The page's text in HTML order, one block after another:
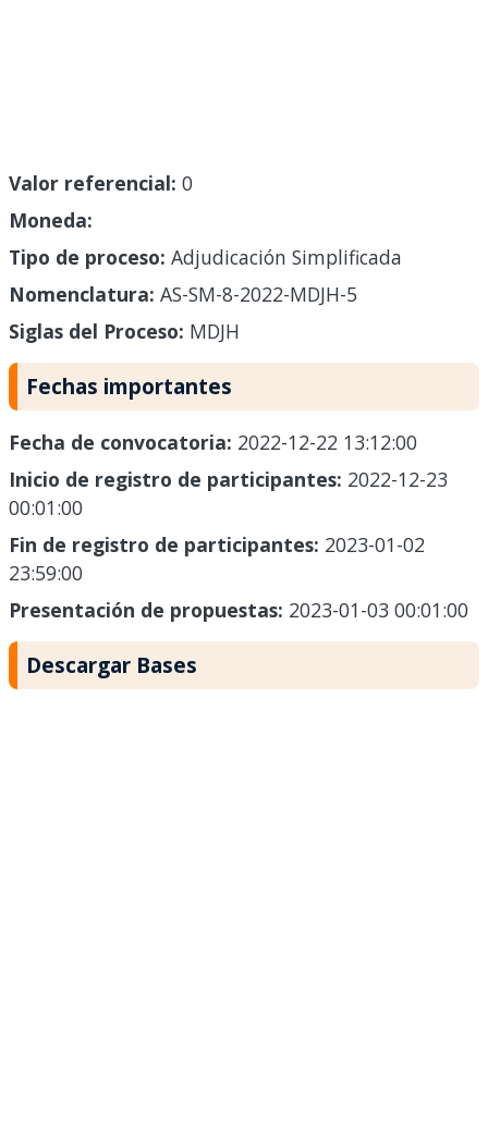
Valor referencial: 0
Moneda:
Tipo de proceso: Adjudicación Simplificada
Nomenclatura: AS-SM-8-2022-MDJH-5
Siglas del Proceso: MDJH
Fechas importantes
Fecha de convocatoria: 2022-12-22 13:12:00
Inicio de registro de participantes: 2022-12-23
00:01:00
Fin de registro de participantes: 2023-01-02
23:59:00
Presentación de propuestas: 2023-01-03 00:01:00
Descargar Bases